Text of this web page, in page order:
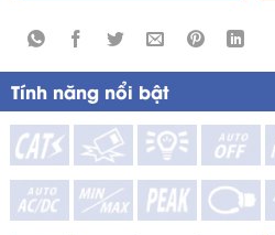
Tính năng nổi bật